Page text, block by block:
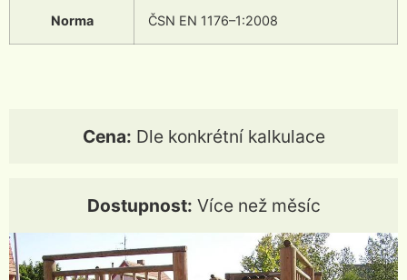
Norma ČSN EN 1176–1:2008
Cena: Dle konkrétní kalkulace
Dostupnost: Více než měsíc